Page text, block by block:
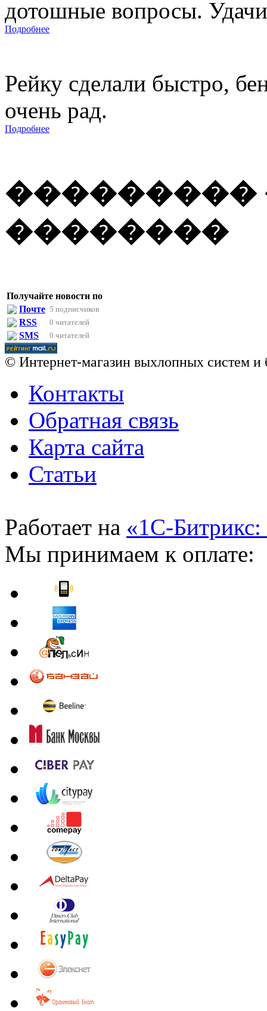
дотошные вопросы. Удачи
Подробнее
Рейку сделали быстро,
очень рад.
Подробнее
���������
��������
Получайте новости по
Почте 5 подписчиков
RSS 0 читателей
SMS 0 читателей
© Интернет-магазин выхлопных систем и
Контакты
Обратная связь
Карта сайта
Статьи
Работает на «1С-Битрикс:
Мы принимаем к оплате: